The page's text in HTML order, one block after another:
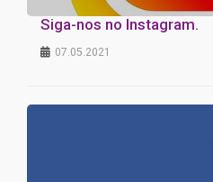
Siga-nos no Instagram.
07.05.2021